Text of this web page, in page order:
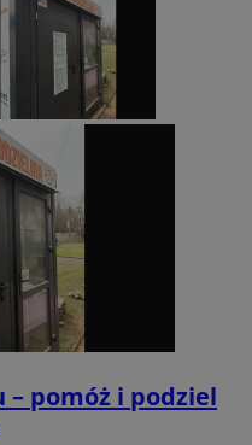
– pomóż i podziel